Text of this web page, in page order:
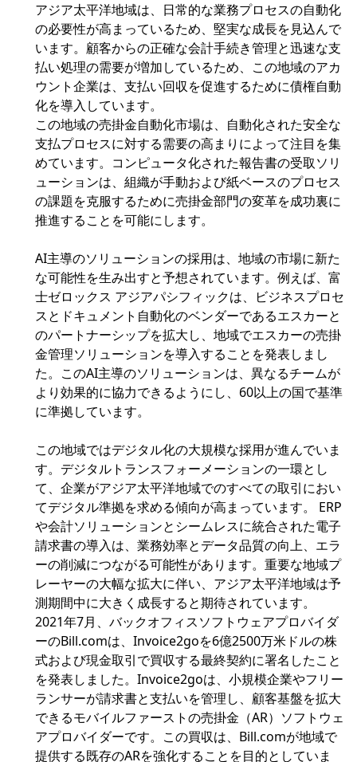
アジア太平洋地域は、日常的な業務プロセスの自動化
の必要性が高まっているため、堅実な成長を見込んで
います。顧客からの正確な会計手続き管理と迅速な支
払い処理の需要が増加しているため、この地域のアカ
ウント企業は、支払い回収を促進するために債権自動
化を導入しています。
この地域の売掛金自動化市場は、自動化された安全な
支払プロセスに対する需要の高まりによって注目を集
めています。コンピュータ化された報告書の受取ソリ
ューションは、組織が手動および紙ベースのプロセス
の課題を克服するために売掛金部門の変革を成功裏に
推進することを可能にします。
AI主導のソリューションの採用は、地域の市場に新た
な可能性を生み出すと予想されています。例えば、富
士ゼロックス アジアパシフィックは、ビジネスプロセ
スとドキュメント自動化のベンダーであるエスカーと
のパートナーシップを拡大し、地域でエスカーの売掛
金管理ソリューションを導入することを発表しまし
た。このAI主導のソリューションは、異なるチームが
より効果的に協力できるようにし、60以上の国で基準
に準拠しています。
この地域ではデジタル化の大規模な採用が進んでいま
す。デジタルトランスフォーメーションの一環とし
て、企業がアジア太平洋地域でのすべての取引におい
てデジタル準拠を求める傾向が高まっています。 ERP
や会計ソリューションとシームレスに統合された電子
請求書の導入は、業務効率とデータ品質の向上、エラ
ーの削減につながる可能性があります。重要な地域プ
レーヤーの大幅な拡大に伴い、アジア太平洋地域は予
測期間中に大きく成長すると期待されています。
2021年7月、バックオフィスソフトウェアプロバイダ
ーのBill.comは、Invoice2goを6億2500万米ドルの株
式および現金取引で買収する最終契約に署名したこと
を発表しました。Invoice2goは、小規模企業やフリー
ランサーが請求書と支払いを管理し、顧客基盤を拡大
できるモバイルファーストの売掛金（AR）ソフトウェ
アプロバイダーです。この買収は、Bill.comが地域で
提供する既存のARを強化することを目的としていま